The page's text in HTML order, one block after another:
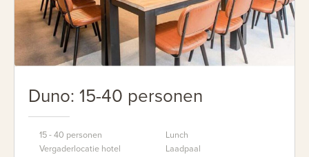
Duno: 15-40 personen
15 - 40 personen
Vergaderlocatie hotel
Lunch
Laadpaal